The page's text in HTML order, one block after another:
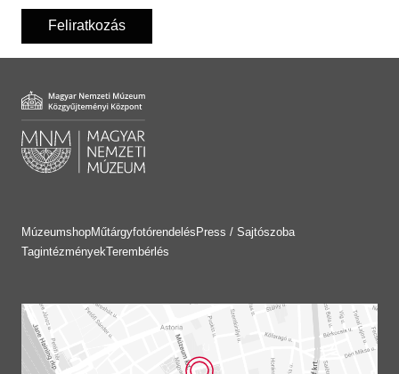
Feliratkozás
MúzeumshopMűtárgyfotórendelés Press / Sajtószoba
TagintézményekTerembérlés